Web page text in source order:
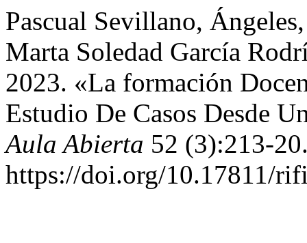
Pascual Sevillano,
Marta Soledad García
2023. «La formación
Estudio De Casos Desde
Aula Abierta 52 (3):213-
https://doi.org/10.17811/